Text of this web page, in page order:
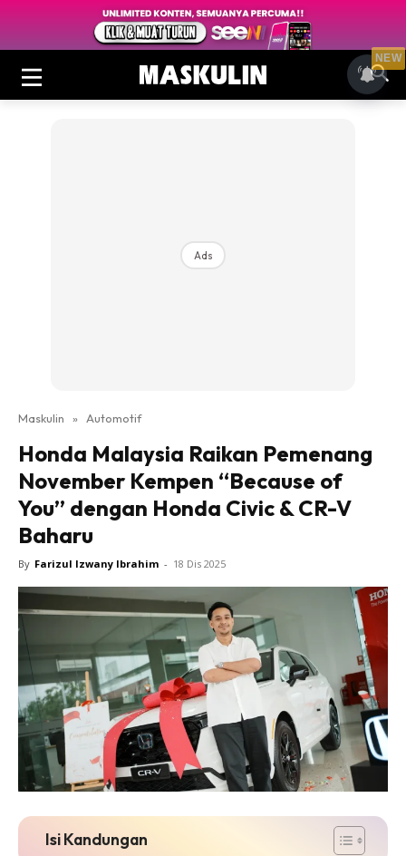
Ads
Maskulin » Automotif
Honda Malaysia Raikan Pemenang
November Kempen “Because of
You” dengan Honda Civic & CR-V
Baharu
By Farizul Izwany Ibrahim - 18 Dis 2025
Isi Kandungan
NEW